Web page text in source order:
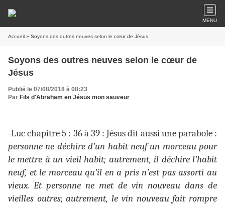
MENU
Accueil » Soyons des outres neuves selon le cœur de Jésus
Soyons des outres neuves selon le cœur de
Jésus
Publié le 07/08/2018 à 08:23
Par Fils d'Abraham en Jésus mon sauveur
-Lucchapitre 5 : 36 à 39 : Jésus dit aussi une parabole :
personne ne déchire d'un habit neuf un morceau pour
le mettre à un vieil habit; autrement, il déchire l'habit
neuf, et le morceau qu'il en a pris n'est pas assorti au
vieux. Et personne ne met de vin nouveau dans de
vieilles outres; autrement, le vin nouveau fait rompre